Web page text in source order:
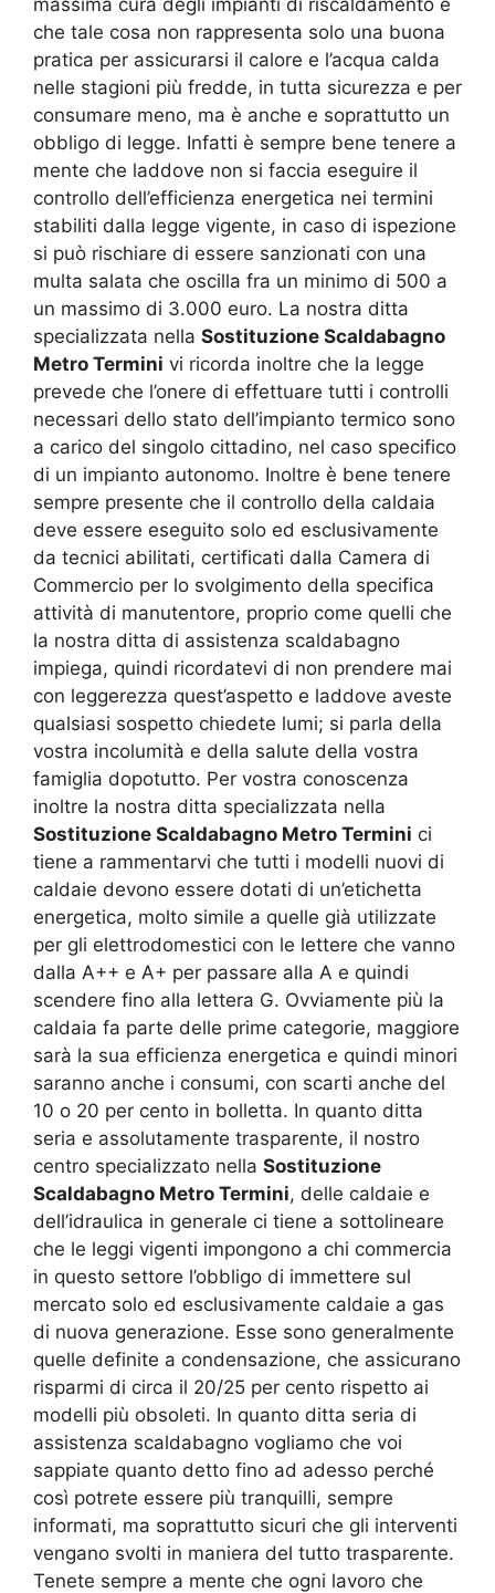
che tale cosa non rappresenta solo una buona
pratica per assicurarsi il calore e l’acqua calda
nelle stagioni più fredde, in tutta sicurezza e per
consumare meno, ma è anche e soprattutto un
obbligo di legge. Infatti è sempre bene tenere a
mente che laddove non si faccia eseguire il
controllo dell’efficienza energetica nei termini
stabiliti dalla legge vigente, in caso di ispezione
si può rischiare di essere sanzionati con una
multa salata che oscilla fra un minimo di 500 a
un massimo di 3.000 euro. La nostra ditta
specializzata nella Sostituzione Scaldabagno
Metro Termini vi ricorda inoltre che la legge
prevede che l’onere di effettuare tutti i controlli
necessari dello stato dell’impianto termico sono
a carico del singolo cittadino, nel caso specifico
di un impianto autonomo. Inoltre è bene tenere
sempre presente che il controllo della caldaia
deve essere eseguito solo ed esclusivamente
da tecnici abilitati, certificati dalla Camera di
Commercio per lo svolgimento della specifica
attività di manutentore, proprio come quelli che
la nostra ditta di assistenza scaldabagno
impiega, quindi ricordatevi di non prendere mai
con leggerezza quest’aspetto e laddove aveste
qualsiasi sospetto chiedete lumi; si parla della
vostra incolumità e della salute della vostra
famiglia dopotutto. Per vostra conoscenza
inoltre la nostra ditta specializzata nella
Sostituzione Scaldabagno Metro Termini ci
tiene a rammentarvi che tutti i modelli nuovi di
caldaie devono essere dotati di un’etichetta
energetica, molto simile a quelle già utilizzate
per gli elettrodomestici con le lettere che vanno
dalla A++ e A+ per passare alla A e quindi
scendere fino alla lettera G. Ovviamente più la
caldaia fa parte delle prime categorie, maggiore
sarà la sua efficienza energetica e quindi minori
saranno anche i consumi, con scarti anche del
10 o 20 per cento in bolletta. In quanto ditta
seria e assolutamente trasparente, il nostro
centro specializzato nella Sostituzione
Scaldabagno Metro Termini, delle caldaie e
dell’idraulica in generale ci tiene a sottolineare
che le leggi vigenti impongono a chi commercia
in questo settore l’obbligo di immettere sul
mercato solo ed esclusivamente caldaie a gas
di nuova generazione. Esse sono generalmente
quelle definite a condensazione, che assicurano
risparmi di circa il 20/25 per cento rispetto ai
modelli più obsoleti. In quanto ditta seria di
assistenza scaldabagno vogliamo che voi
sappiate quanto detto fino ad adesso perché
così potrete essere più tranquilli, sempre
informati, ma soprattutto sicuri che gli interventi
vengano svolti in maniera del tutto trasparente.
Tenete sempre a mente che ogni lavoro che